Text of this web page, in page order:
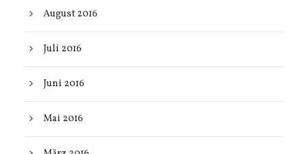
August 2016
Juli 2016
Juni 2016
Mai 2016